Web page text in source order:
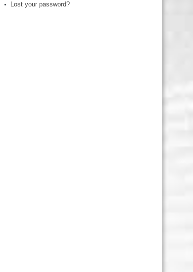
Lost your password?